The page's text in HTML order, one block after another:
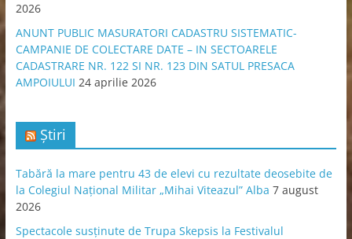
2026
ANUNT PUBLIC MASURATORI CADASTRU SISTEMATIC-
CAMPANIE DE COLECTARE DATE – IN SECTOARELE
CADASTRARE NR. 122 SI NR. 123 DIN SATUL PRESACA
AMPOIULUI 24 aprilie 2026
Știri
Tabără la mare pentru 43 de elevi cu rezultate deosebite de
la Colegiul Național Militar „Mihai Viteazul” Alba 7 august
2026
Spectacole susținute de Trupa Skepsis la Festivalul